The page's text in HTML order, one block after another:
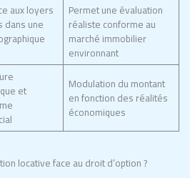
aux loyers
dans une
Permet une évaluation
réaliste conforme au
marché immobilier
environnant
et Modulation du montant
en fonction des réalités
économiques
locative face au droit d’option ?